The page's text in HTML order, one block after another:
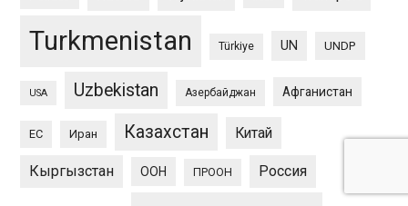
Turkmenistan Türkiye UN UNDP
USA Uzbekistan Азербайджан Афганистан
ЕС Иран Казахстан Китай
Кыргызстан ООН ПРООН Россия